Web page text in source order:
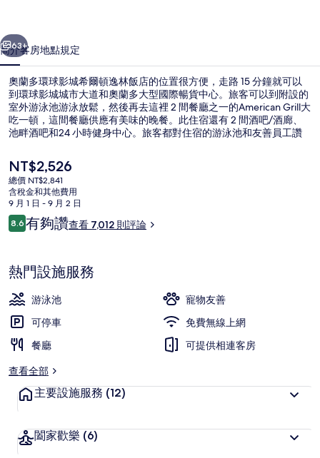
希
爾
頓
逸
林
飯
店
的
相
集
個 下一個
63+
簡介客房地點規定
奧蘭多環球影城希爾頓逸林飯店的位置很方便，走路 15 分鐘就可以
到環球影城城市大道和奧蘭多大型國際暢貨中心。旅客可以到附設的
室外游泳池游泳放鬆，然後再去這裡 2 間餐廳之一的American Grill大
吃一頓，這間餐廳供應有美味的晚餐。此住宿還有 2 間酒吧/酒廊、
池畔酒吧和24 小時健身中心。旅客都對住宿的游泳池和友善員工讚
目
前
的
價
格
是
NT$2,526
總價 NT$2,841
含稅金和其他費用
9 月 1 日 - 9 月 2 日
評
論
8.68.6 分，滿分 10 分，
有夠讚查看 7,012 則評論
熱門設施服務
游泳池
寵物友善
可停車
免費無線上網
餐廳
可提供相連客房
查看全部
主要設施服務 (12)
闔家歡樂 (6)